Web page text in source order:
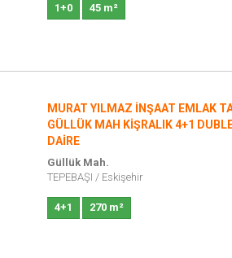
1+0 45 m²
MURAT YILMAZ İNŞAAT EMLAK
GÜLLÜK MAH KİŞRALIK 4+1
DAİRE
Güllük Mah.
TEPEBAŞI / Eskişehir
4+1 270 m²